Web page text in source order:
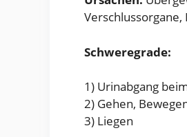
Schweregrade:
1) Urinabgang
2) Gehen,
3) Liegen